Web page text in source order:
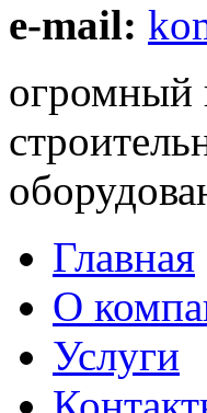
e-mail:
огромный
Главная
О
Услуги